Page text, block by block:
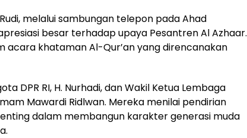
melalui sambungan telepon pada Ahad
besar terhadap upaya Pesantren Al Azhaar.
acara khataman Al-Qur’an yang direncanakan
DPR RI, H. Nurhadi, dan Wakil Ketua Lembaga
Mawardi Ridlwan. Mereka menilai pendirian
dalam membangun karakter generasi muda